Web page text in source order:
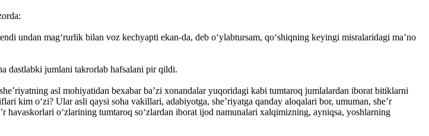
undan mag‘rurlik bilan voz kechyapti ekan-da, deb o‘ylabtursam, qo‘shiqning keyingi misralaridagi ma’no
dastlabki jumlani takrorlab hafsalani pir qildi.
asl mohiyatidan bexabar ba’zi xonandalar yuqoridagi kabi tumtaroq jumlalardan iborat bitiklarni
kim o‘zi? Ular asli qaysi soha vakillari, adabiyotga, she’riyatga qanday aloqalari bor, umuman, she’r
o‘zlarining tumtaroq so‘zlardan iborat ijod namunalari xalqimizning, ayniqsa, yoshlarning